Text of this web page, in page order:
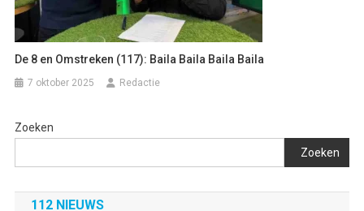
De 8 en Omstreken (117): Baila Baila Baila Baila
7 oktober 2025 Redactie
Zoeken
Zoeken
112 NIEUWS